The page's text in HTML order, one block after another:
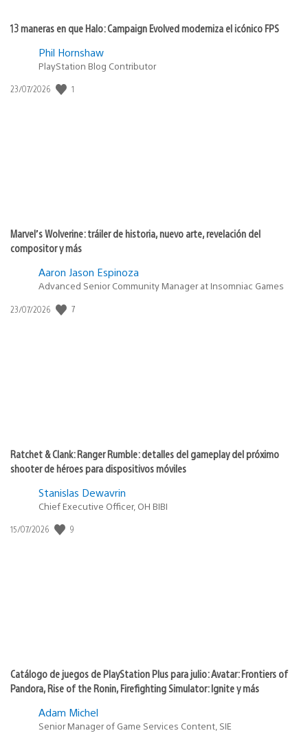
13 maneras en que Halo: Campaign Evolved moderniza el icónico FPS
Phil Hornshaw
PlayStation Blog Contributor
Fecha
23/07/2026 1
Marvel’s Wolverine: tráiler de historia, nuevo arte, revelación del
compositor y más
Aaron Jason Espinoza
Advanced Senior Community Manager at Insomniac Games
Fecha
23/07/2026 7
Ratchet & Clank: Ranger Rumble: detalles del gameplay del próximo
shooter de héroes para dispositivos móviles
Stanislas Dewavrin
Chief Executive Officer, OH BIBI
Fecha
15/07/2026 9
Catálogo de juegos de PlayStation Plus para julio: Avatar: Frontiers of
Pandora, Rise of the Ronin, Firefighting Simulator: Ignite y más
Adam Michel
Senior Manager of Game Services Content, SIE